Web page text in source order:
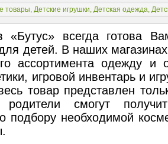
товары, Детские игрушки, Детская одежда,
«Бутус» всегда готова
детей. В наших
ассортимента одежду и
игровой инвентарь и
товар представлен
смогут
подбору необходимой